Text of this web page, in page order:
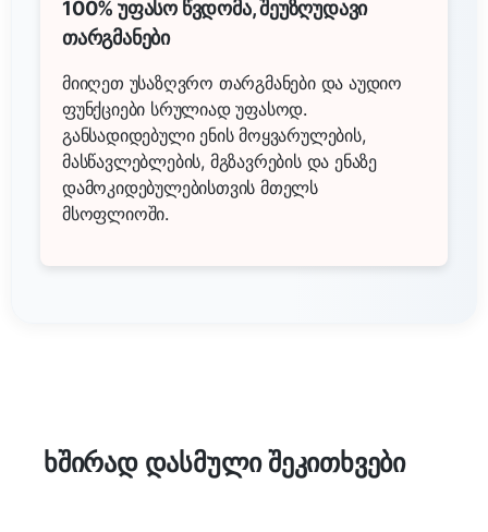
100% უფასო წვდომა, შეუზღუდავი
თარგმანები
მიიღეთ უსაზღვრო თარგმანები და აუდიო
ფუნქციები სრულიად უფასოდ.
განსადიდებული ენის მოყვარულების,
მასწავლებლების, მგზავრების და ენაზე
დამოკიდებულებისთვის მთელს
მსოფლიოში.
ხშირად დასმული შეკითხვები